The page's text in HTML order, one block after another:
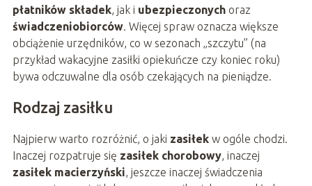
płatników składek, jak i ubezpieczonychoraz
świadczeniobiorców. Więcej spraw oznacza większe
obciążenie urzędników, co w sezonach „szczytu” (na
przykład wakacyjne zasiłki opiekuńcze czy koniec roku)
bywa odczuwalne dla osób czekających na pieniądze.
Rodzaj zasiłku
Najpierw warto rozróżnić, o jaki zasiłekw ogóle chodzi.
Inaczej rozpatruje się zasiłek chorobowy, inaczej
zasiłek macierzyński, jeszcze inaczej świadczenia